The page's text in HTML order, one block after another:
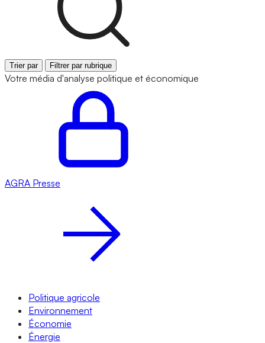
Trier par Filtrer par rubrique
Votre média d'analyse politique et économique
AGRA Presse
Politique agricole
Environnement
Économie
Énergie